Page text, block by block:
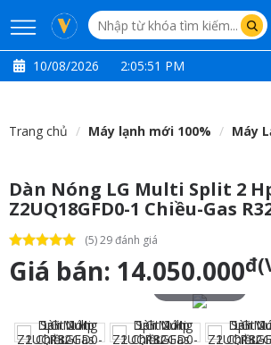
10/08/2026 2:05:52 PM
Trang chủ Máy lạnh mới 100% Máy
Dàn Nóng LG Multi Split 2
Z2UQ18GFD0-1 Chiều-Gas
(5) 29 đánh giá
Giá bán: 14.050.000